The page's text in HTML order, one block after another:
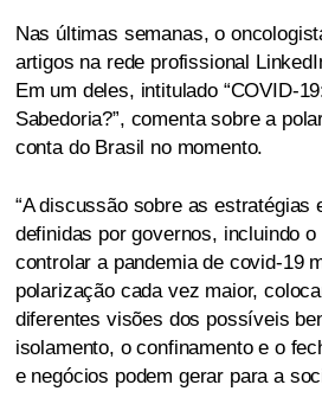
Nas últimas semanas, o
artigos na rede profissional
Em um deles, intitulado “COVID-
Sabedoria?”, comenta sobre a
conta do Brasil no momento.
“A discussão sobre as estratégias
definidas por governos, incluindo
controlar a pandemia de covid-19
polarização cada vez maior,
diferentes visões dos possíveis
isolamento, o confinamento e o
e negócios podem gerar para a